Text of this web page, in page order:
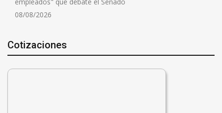
08/08/2026
Cotizaciones